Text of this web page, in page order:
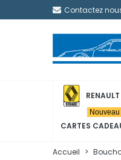
Contactez
RENAULT
CARTES
Nouveau
Accueil >